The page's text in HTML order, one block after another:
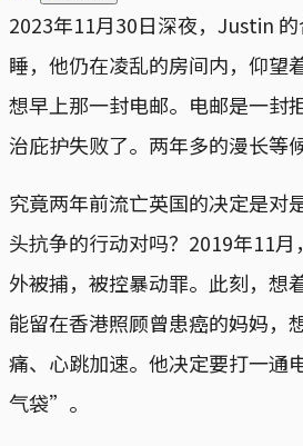
2023年11月30日深夜，Justin
睡，他仍在凌乱的房间内，仰望
想早上那一封电邮。电邮是一封
治庇护失败了。两年多的漫长等
究竟两年前流亡英国的决定是对
头抗争的行动对吗？2019年11
外被捕，被控暴动罪。此刻，想
能留在香港照顾曾患癌的妈妈，
痛、心跳加速。他决定要打一通
气袋”。